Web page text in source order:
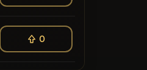
0